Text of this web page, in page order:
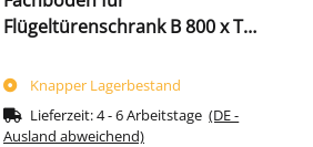
Flügeltürenschrank B 800 x T
Knapper Lagerbestand
Lieferzeit:4 - 6 Arbeitstage(DE -
Ausland abweichend)